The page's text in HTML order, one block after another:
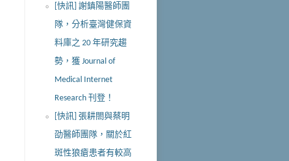
[快訊] 謝鎮陽醫師團
隊，分析臺灣健保資
料庫之 20 年研究趨
勢，獲 Journal of
Medical Internet
Research 刊登！
[快訊] 張耕閤與蔡明
劭醫師團隊，關於紅
斑性狼瘡患者有較高